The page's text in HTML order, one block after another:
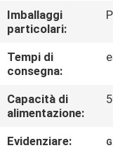
CONTATTICI
NOTIZIE
E
Imballaggi
particolari:
Tempi di
consegna:
Capacità di
alimentazione:
Evidenziare: